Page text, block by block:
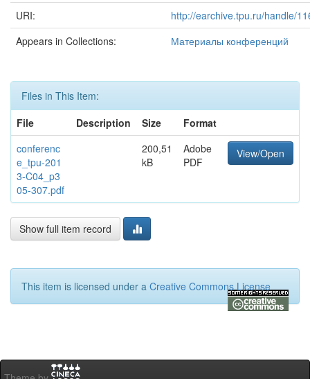
URI:
http://earchive.tpu.ru/handle/
Appears in Collections:
Материалы конференций
Files in This Item:
File
Description Size
Format
conferenc
e_tpu-201
3-C04_p3
05-307.pdf
200,51
kB
Adobe
PDF
View/Open
Show full item record
This item is licensed under a Creative Commons License